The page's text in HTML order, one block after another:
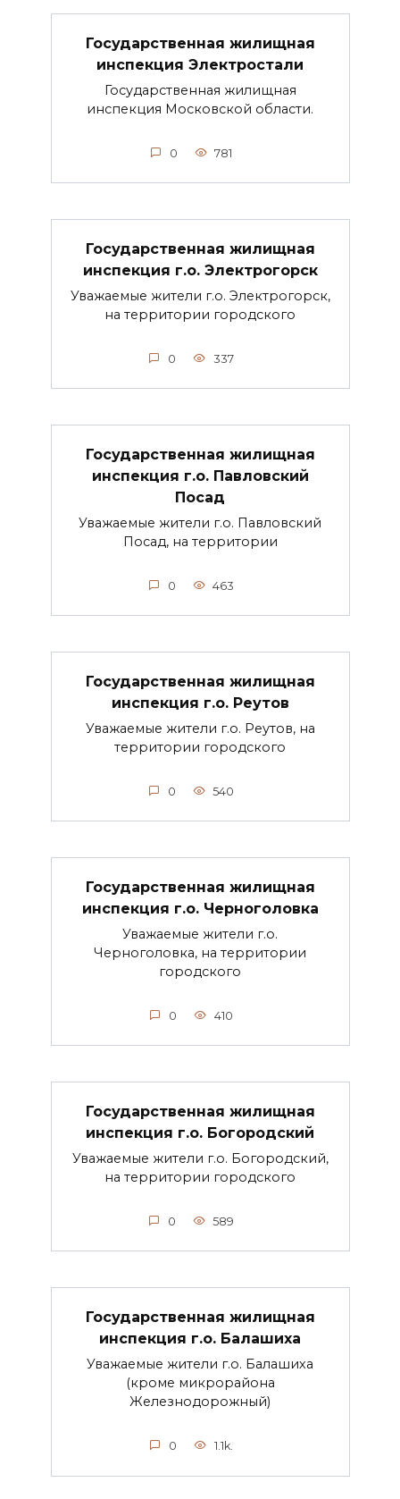
Государственная жилищная
инспекция Электростали
Государственная жилищная
инспекция Московской области.
0 781
Государственная жилищная
инспекция г.о. Электрогорск
Уважаемые жители г.о. Электрогорск,
на территории городского
0 337
Государственная жилищная
инспекция г.о. Павловский
Посад
Уважаемые жители г.о. Павловский
Посад, на территории
0 463
Государственная жилищная
инспекция г.о. Реутов
Уважаемые жители г.о. Реутов, на
территории городского
0 540
Государственная жилищная
инспекция г.о. Черноголовка
Уважаемые жители г.о.
Черноголовка, на территории
городского
0 410
Государственная жилищная
инспекция г.о. Богородский
Уважаемые жители г.о. Богородский,
на территории городского
0 589
Государственная жилищная
инспекция г.о. Балашиха
Уважаемые жители г.о. Балашиха
(кроме микрорайона
Железнодорожный)
0 1.1k.